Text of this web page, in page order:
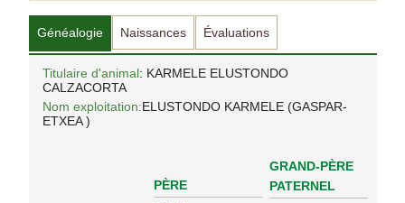
Généalogie Naissances Évaluations
Titulaire d'animal: KARMELE ELUSTONDO
CALZACORTA
Nom exploitation:ELUSTONDO KARMELE (GASPAR-
ETXEA )
PÈRE
GRAND-PÈRE
PATERNEL